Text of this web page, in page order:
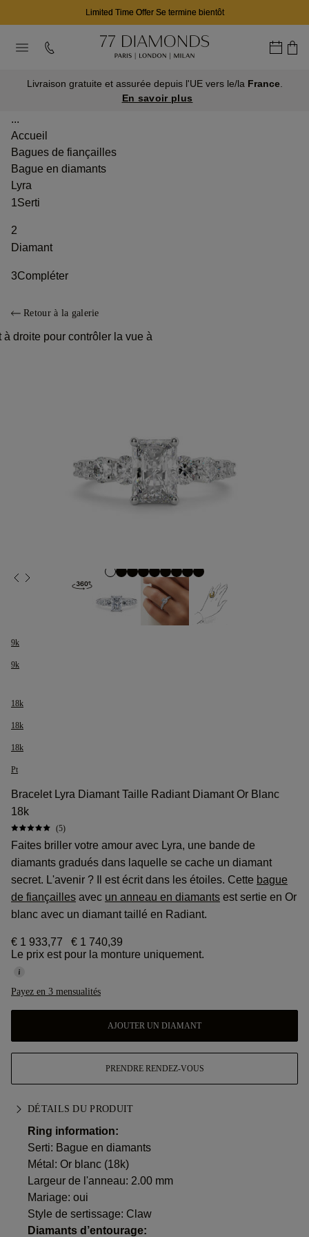
Limited Time Offer Se termine bientôt
Livraison gratuite et assurée depuis l'UE vers le/la France.
En savoir plus
...
Accueil
Bagues de fiançailles
Bague en diamants
Lyra
1Serti
2
Diamant
3Compléter
Retour à la galerie
droite pour contrôler la vue à
9k
9k
18k
18k
18k
Pt
Bracelet Lyra Diamant Taille Radiant Diamant Or Blanc
18k
(5)
Faites briller votre amour avec Lyra, une bande de
diamants gradués dans laquelle se cache un diamant
secret. L'avenir ? Il est écrit dans les étoiles. Cette bague
de fiançailles avec un anneau en diamants est sertie en Or
blanc avec un diamant taillé en Radiant.
€ 1 933,77
€ 1 740,39
Le prix est pour la monture uniquement.
Payez en 3 mensualités
AJOUTER UN DIAMANT
PRENDRE RENDEZ-VOUS
DÉTAILS DU PRODUIT
Ring information:
Serti: Bague en diamants
Métal: Or blanc (18k)
Largeur de l'anneau: 2.00 mm
Mariage: oui
Style de sertissage: Claw
Diamants d’entourage: